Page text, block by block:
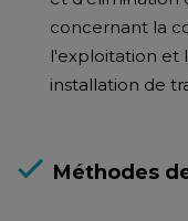
concernant la
l'exploitation et
installation de
Méthodes